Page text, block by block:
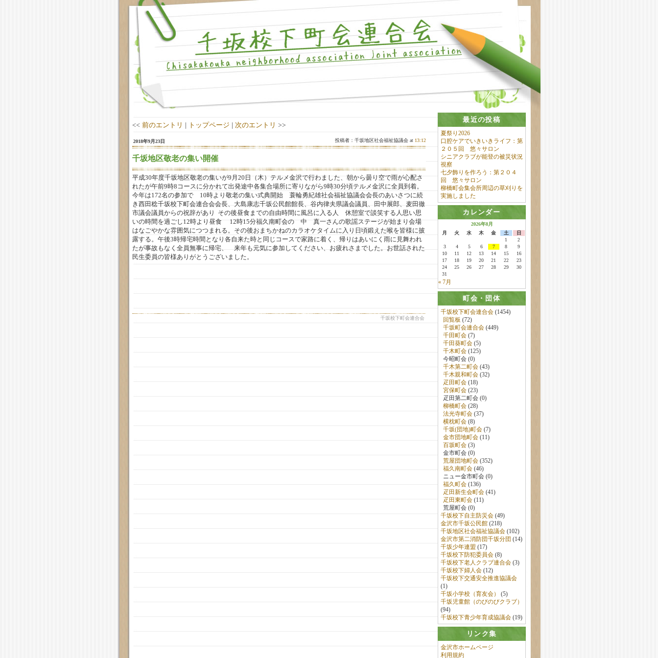
最近の投稿
夏祭り2026
口腔ケアでいきいきライフ：第
２０５回 悠々サロン
シニアクラブが能登の被災状況
視察
七夕飾りを作ろう：第２０４
回 悠々サロン
柳橋町会集会所周辺の草刈りを
実施しました
カレンダー
2026年8月
月
火 水 木 金 土
日
1
2
3
4 5 6 7 8
9
10
11 12 13 14 15
16
17
18 19 20 21 22
23
24
25 26 27 28 29
30
31
« 7月
町会・団体
千坂校下町会連合会(1454)
回覧板 (72)
千坂町会連合会(449)
千田町会(7)
千田葵町会(5)
千木町会(125)
今昭町会 (0)
千木第二町会(43)
千木親和町会(32)
疋田町会(18)
宮保町会(23)
疋田第二町会 (0)
柳橋町会(28)
法光寺町会(37)
横枕町会(8)
千坂(団地)町会(7)
金市団地町会(11)
百坂町会(3)
金市町会 (0)
荒屋団地町会(352)
福久南町会(46)
ニュー金市町会 (0)
福久町会(136)
疋田新生会町会(41)
疋田東町会(11)
荒屋町会 (0)
千坂校下自主防災会(49)
金沢市千坂公民館(218)
千坂地区社会福祉協議会(102)
金沢市第二消防団千坂分団 (14)
千坂少年連盟 (17)
千坂校下防犯委員会(8)
千坂校下老人クラブ連合会(3)
千坂校下婦人会(12)
千坂校下交通安全推進協議会
(1)
千坂小学校（育友会）
(5)
千坂児童館（のびのびクラブ）
(94)
千坂校下青少年育成協議会(19)
リンク集
金沢市ホームページ
利用規約
<<前のエントリ | トップページ | 次のエントリ >>
2018年9月23日 投稿者：千坂地区社会福祉協議会 at 13:12
千坂地区敬老の集い開催
平成30年度千坂地区敬老の集いが9月20日（木）テルメ金沢で行わました、朝から曇り空で雨が心配さ
れたが午前9時8コースに分かれて出発途中各集合場所に寄りながら9時30分頃テルメ金沢に全員到着。
今年は172名の参加で 10時より敬老の集い式典開始 蓑輪勇紀雄社会福祉協議会会長のあいさつに続
き西田稔千坂校下町会連合会会長、大島康志千坂公民館館長、谷内律夫県議会議員、田中展郎、麦田徹
市議会議員からの祝辞があり その後昼食までの自由時間に風呂に入る人 休憩室で談笑する人思い思
いの時間を過ごし12時より昼食 12時15分福久南町会の 中 真一さんの歌謡ステージが始まり会場
はなごやかな雰囲気につつまれる。その後おまちかねのカラオケタイムに入り日頃鍛えた喉を皆様に披
露する。午後3時帰宅時間となり各自来た時と同じコースで家路に着く、帰りはあいにく雨に見舞われ
たが事故もなく全員無事に帰宅、 来年も元気に参加してください、お疲れさまでした。お世話された
民生委員の皆様ありがとうございました。
千坂校下町会連合会